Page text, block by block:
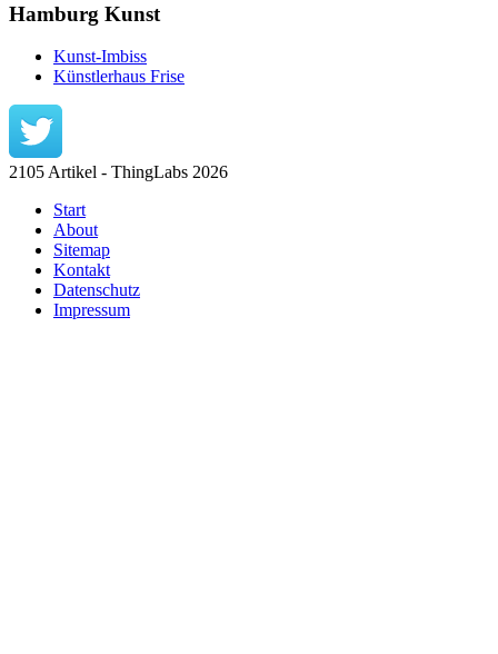
Hamburg Kunst
Kunst-Imbiss
Künstlerhaus Frise
2105 Artikel - ThingLabs 2026
Start
About
Sitemap
Kontakt
Datenschutz
Impressum